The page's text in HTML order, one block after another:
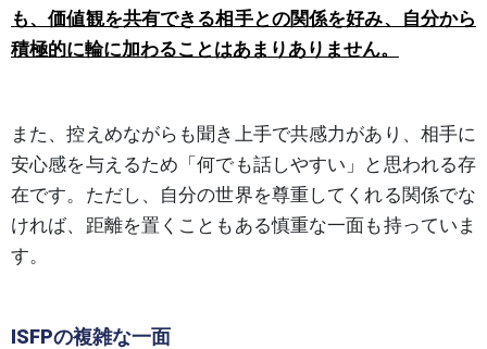
も、価値観を共有できる相手との関係を好み、自分から
積極的に輪に加わることはあまりありません。
また、控えめながらも聞き上手で共感力があり、相手に
安心感を与えるため「何でも話しやすい」と思われる存
在です。ただし、自分の世界を尊重してくれる関係でな
ければ、距離を置くこともある慎重な一面も持っていま
す。
ISFPの複雑な一面